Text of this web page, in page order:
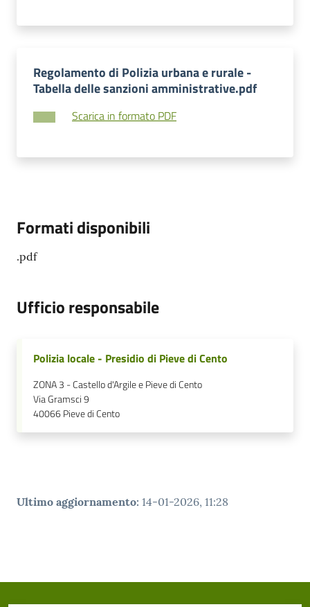
Regolamento di Polizia urbana e rurale -
Tabella delle sanzioni amministrative.pdf
Scarica in formato PDF
Formati disponibili
.pdf
Ufficio responsabile
Polizia locale - Presidio di Pieve di Cento
ZONA 3 - Castello d'Argile e Pieve di Cento
Via Gramsci 9
40066Pieve di Cento
Ultimo aggiornamento: 14-01-2026, 11:28